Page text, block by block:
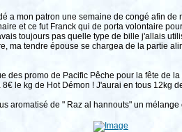
a mon patron une semaine de congé afin
et ce fut Franck qui de porta volontaire
toujours pas quelle type de bille j'allais
ma tendre épouse se chargea de la partie
des promo de Pacific Pêche pour la fête de
le kg de Hot Démon ! J'aurai en tous 12kg
aromatisé de " Raz al hannouts" un